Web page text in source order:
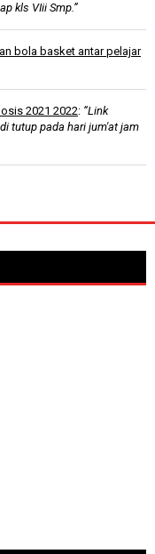
kls VIii Smp.”
bola basket antar pelajar
2021 2022: “Link
tutup pada hari jum'at jam